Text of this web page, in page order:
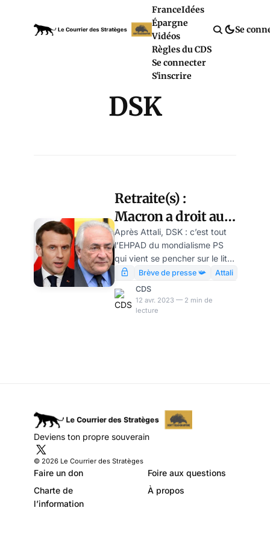
FranceIdées
Épargne
Vidéos
Règles du CDS
Se connecter
S'inscrire
Se
DSK
Retraite(s) :
Macron a droit aux
bons conseils du
docteur DSK, par
Modeste Schwartz
Après Attali, DSK : c’est tout
l’EHPAD du mondialisme PS
qui vient se pencher sur le lit
du vieux avant l’âge Macron,
qui nous fait une mauvaise
crise des retraites. Son
diagnostic restant incertain,
Brève de presse 📯
Attali
CDS
12 avr. 2023 — 2 min de
lecture
Deviens ton propre souverain
© 2026 Le Courrier des Stratèges
Faire un don
Foire aux questions
Charte de
l’information
À propos